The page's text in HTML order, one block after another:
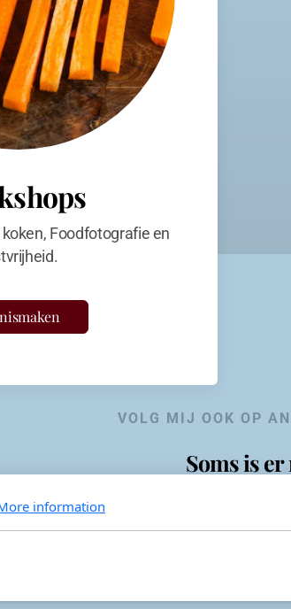
Foodfotografie en
VOLG MIJ OOK OP
Soms is er
information